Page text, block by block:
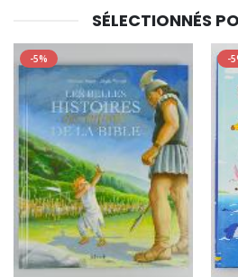
SÉLECTIONNÉS
-5% -